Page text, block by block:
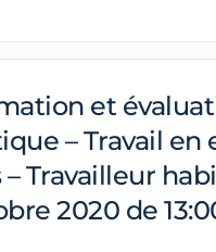
et
– Travail en
– Travailleur
2020 de